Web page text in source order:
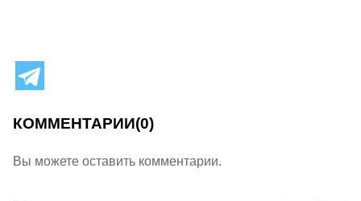
КОММЕНТАРИИ(0)
Вы можете оставить комментарии.